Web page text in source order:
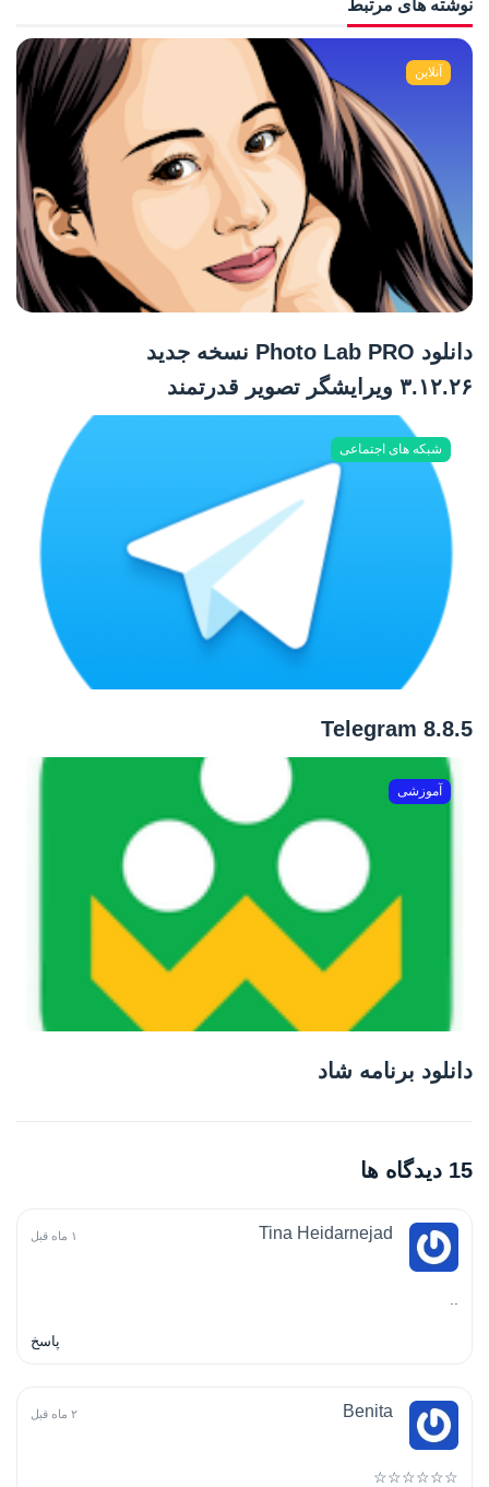
نوشته های مرتبط
آنلاین
دانلود Photo Lab PRO نسخه جدید
۳.۱۲.۲۶ ویرایشگر تصویر قدرتمند
شبکه های اجتماعی
Telegram 8.8.5
آموزشی
دانلود برنامه شاد
15 دیدگاه ها
Tina Heidarnejad ۱ ماه قبل
پاسخ
Benita ۲ ماه قبل
☆☆☆☆☆☆